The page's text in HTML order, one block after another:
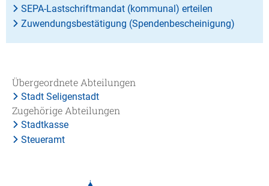
SEPA-Lastschriftmandat (kommunal) erteilen
Zuwendungsbestätigung (Spendenbescheinigung)
Übergeordnete Abteilungen
Stadt Seligenstadt
Zugehörige Abteilungen
Stadtkasse
Steueramt